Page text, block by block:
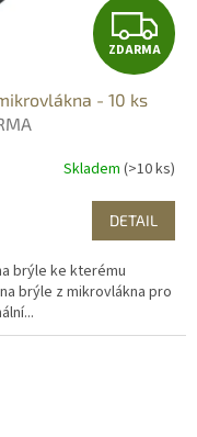
Z
D
R
M
A
ZDARMA
- 10 ks
Skladem (>10 ks)
DETAIL
brýle ke kterému
brýle z mikrovlákna pro